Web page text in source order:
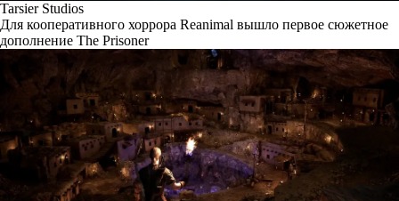
Tarsier Studios
Для кооперативного хоррора Reanimal вышло первое сюжетное
дополнение The Prisoner